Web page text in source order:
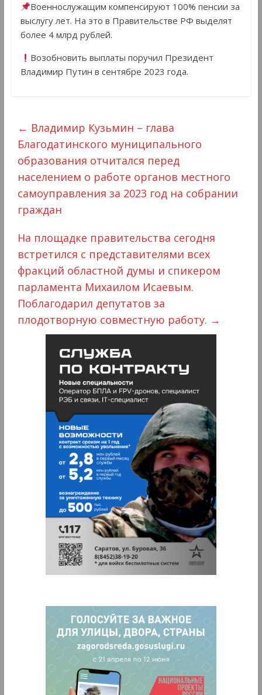
Военнослужащим компенсируют 100% пенсии за
выслугу лет. На это в Правительстве РФ выделят
более 4 млрд рублей.
Возобновить выплаты поручил Президент
Владимир Путин в сентябре 2023 года.
← Владимир Кузьмин – глава
Благодатинского муниципального
образования отчитался перед
населением о работе органов местного
самоуправления за 2023 год на собрании
граждан
На площадке правительства сегодня
встретился с представителями всех
фракций областной думы и спикером
парламента Михаилом Исаевым.
Поблагодарил депутатов за
плодотворную совместную работу. →